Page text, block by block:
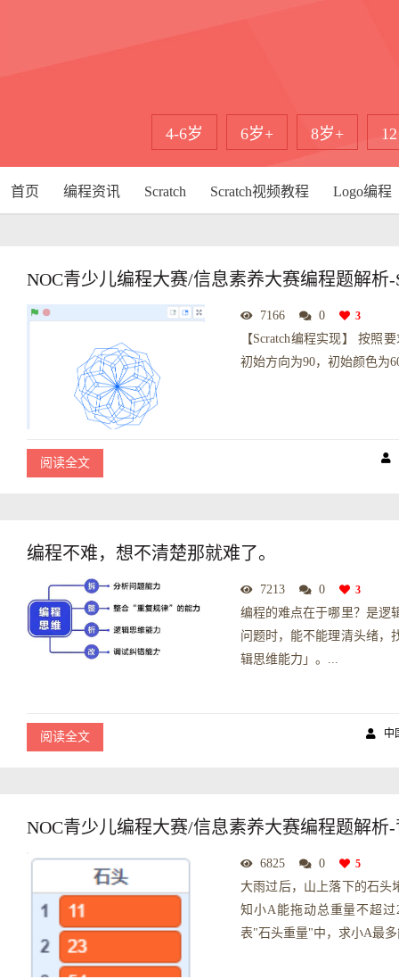
4-6岁 6岁+ 8岁+
首页 编程资讯 Scratch Scratch视频教程 Logo编程
NOC青少儿编程大赛/信息素养大赛编程题解析-
7166 0 3
【Scratch编程实现】 按照
初始⽅向为90，初始颜⾊为
阅读全文
编程不难，想不清楚那就难了。
7213 0 3
编程的难点在于哪里？是
问题时，能不能理清头绪，
辑思维能力」。...
阅读全文 中
NOC青少儿编程大赛/信息素养大赛编程题解析
6825 0 5
⼤⾬过后，⼭上落下的⽯头
知⼩A能拖动总重量不超
表"⽯头重量"中，求⼩A最